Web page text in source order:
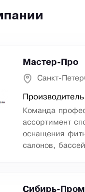
Мастер-Про
Санкт-
Команда
ассортимент
оснащения
салонов,
Сибирь-